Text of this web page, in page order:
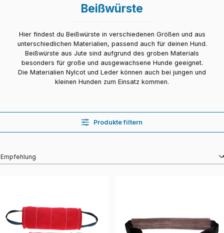
Beißwürste
Hier findest du Beißwürste in verschiedenen Größen und aus
unterschiedlichen Materialien, passend auch für deinen Hund.
Beißwürste aus Jute sind aufgrund des groben Materials
besonders für große und ausgewachsene Hunde geeignet.
Die Materialien Nylcot und Leder können auch bei jungen und
kleinen Hunden zum Einsatz kommen.
Produkte filtern